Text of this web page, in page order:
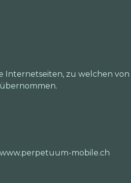
zu welchen von
mobile.ch